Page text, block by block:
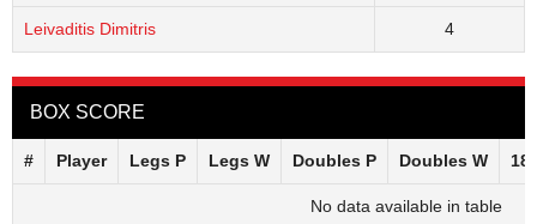
Leivaditis Dimitris 4
BOX SCORE
# Player Legs P Legs W Doubles P Doubles W
No data available in table